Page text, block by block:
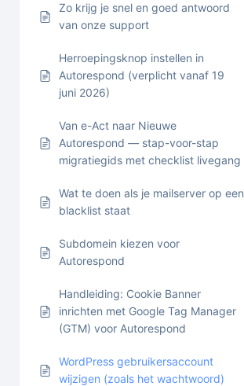
Zo krijg je snel en goed antwoord
van onze support
Herroepingsknop instellen in
Autorespond (verplicht vanaf 19
juni 2026)
Van e-Act naar Nieuwe
Autorespond — stap-voor-stap
migratiegids met checklist livegang
Wat te doen als je mailserver op een
blacklist staat
Subdomein kiezen voor
Autorespond
Handleiding: Cookie Banner
inrichten met Google Tag Manager
(GTM) voor Autorespond
WordPress gebruikersaccount
wijzigen (zoals het wachtwoord)